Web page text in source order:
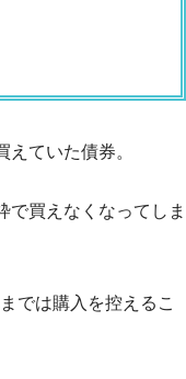
ていた債券。
で買えなくなってしま
では購入を控えるこ